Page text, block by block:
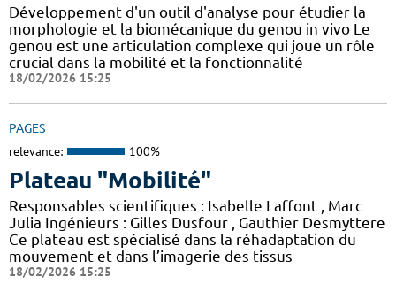
Développement d'un outil d'analyse pour étudier la
morphologie et la biomécanique du genou in vivo Le
genou est une articulation complexe qui joue un rôle
crucial dans la mobilité et la fonctionnalité
18/02/2026 15:25
PAGES
relevance: 100%
Plateau "Mobilité"
Responsables scientifiques : Isabelle Laffont , Marc
Julia Ingénieurs : Gilles Dusfour , Gauthier Desmyttere
Ce plateau est spécialisé dans la réhadaptation du
mouvement et dans l’imagerie des tissus
18/02/2026 15:25